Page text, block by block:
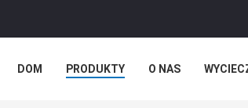
DOM PRODUKTY O NAS